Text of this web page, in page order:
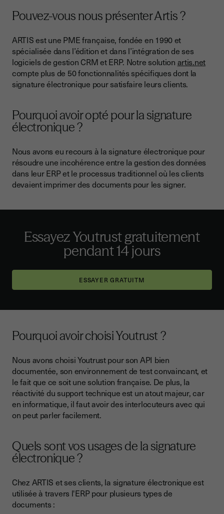
Pouvez-vous nous présenter Artis ?
ARTIS est une PME française, fondée en 1990 et
spécialisée dans l’édition et dans l’intégration de ses
logiciels de gestion CRM et ERP. Notre solution artis.net
compte plus de 50 fonctionnalités spécifiques dont la
signature électronique pour satisfaire leurs clients.
Pourquoi avoir opté pour la signature
électronique ?
Nous avons eu recours à la signature électronique pour
résoudre une incohérence entre la gestion des données
dans leur ERP et le processus traditionnel où les clients
devaient imprimer des documents pour les signer.
Essayez Youtrust gratuitement
pendant 14 jours
ESSAYER GRATUITM
Pourquoi avoir choisi Youtrust ?
Nous avons choisi Youtrust pour son API bien
documentée, son environnement de test convaincant, et
le fait que ce soit une solution française. De plus, la
réactivité du support technique est un atout majeur, car
en informatique, il faut avoir des interlocuteurs avec qui
on peut parler facilement.
Quels sont vos usages de la signature
électronique ?
Chez ARTIS et ses clients, la signature électronique est
utilisée à travers l'ERP pour plusieurs types de
documents :